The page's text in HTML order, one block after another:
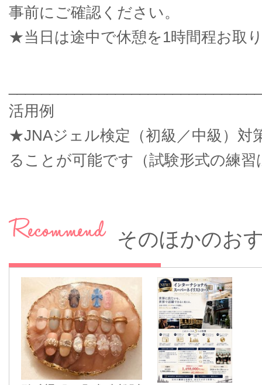
事前にご確認ください。
★当日は途中で休憩を1時間程お取
活用例
★JNAジェル検定（初級／中級）対
ることが可能です（試験形式の練
そのほかのお